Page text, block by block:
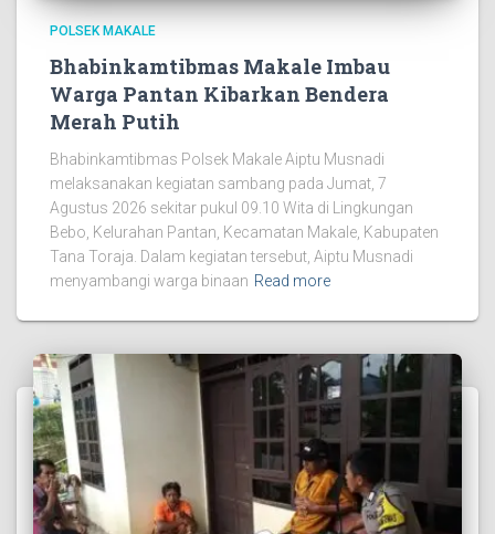
POLSEK MAKALE
Bhabinkamtibmas Makale Imbau
Warga Pantan Kibarkan Bendera
Merah Putih
Bhabinkamtibmas Polsek Makale Aiptu Musnadi
melaksanakan kegiatan sambang pada Jumat, 7
Agustus 2026 sekitar pukul 09.10 Wita di Lingkungan
Bebo, Kelurahan Pantan, Kecamatan Makale, Kabupaten
Tana Toraja. Dalam kegiatan tersebut, Aiptu Musnadi
menyambangi warga binaan Read more